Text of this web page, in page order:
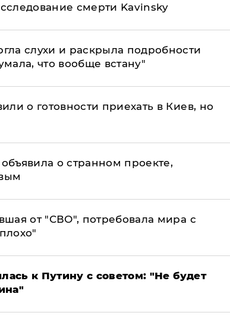
смерти Kavinsky
слухи и раскрыла подробности
что вообще встану"
о готовности приехать в Киев, но
о странном проекте,
от "СВО", потребовала мира с
к Путину с советом: "Не будет